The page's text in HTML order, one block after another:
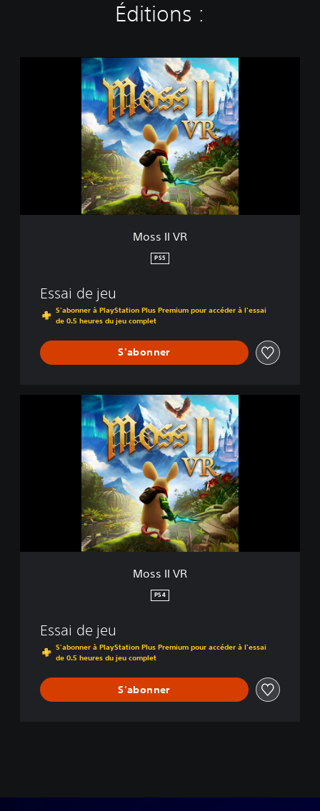
Éditions :
Moss II VR
PS5
Essai de jeu
S'abonner à PlayStation Plus Premium pour accéder à l'essai
de 0.5 heures du jeu complet
S'abonner
Moss II VR
PS4
Essai de jeu
S'abonner à PlayStation Plus Premium pour accéder à l'essai
de 0.5 heures du jeu complet
S'abonner